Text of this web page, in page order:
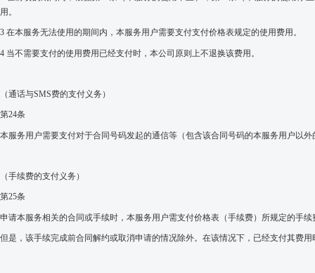
用。
3 在本服务无法使用的期间内，本服务用户需要支付支付价格表规定的使用费用。
4 当不需要支付的使用费用已经支付时，本公司原则上不退换该费用。
（通话与SMS费的支付义务）
第24条
本服务用户需要支付对于合同号码发起的通信等（包含该合同号码的本服务用户以
（手续费的支付义务）
第25条
申请本服务相关的合同或手续时，本服务用户需支付价格表（手续费）所规定的手续
但是，该手续完成前合同解约或取消申请的情况除外。在该情况下，已经支付其费